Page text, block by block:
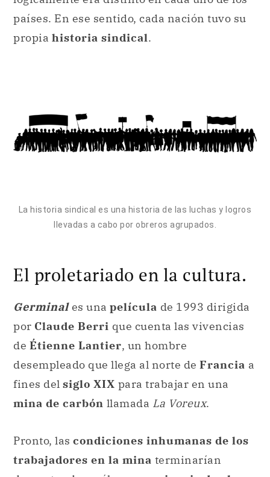
países. En ese sentido, cada nación tuvo su
propia historia sindical.
La historia sindical es una historia de las luchas y logros
llevadas a cabo por obreros agrupados.
El proletariado en la cultura.
Germinal es una película de 1993 dirigida
por Claude Berri que cuenta las vivencias
de Étienne Lantier, un hombre
desempleado que llega al norte de Francia a
fines del siglo XIX para trabajar en una
mina de carbón llamada La Voreux.
Pronto, las condiciones inhumanas de los
trabajadores en la mina terminarían